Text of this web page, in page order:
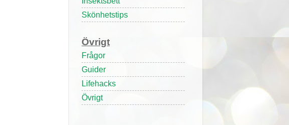
Skönhetstips
Övrigt
Frågor
Guider
Lifehacks
Övrigt